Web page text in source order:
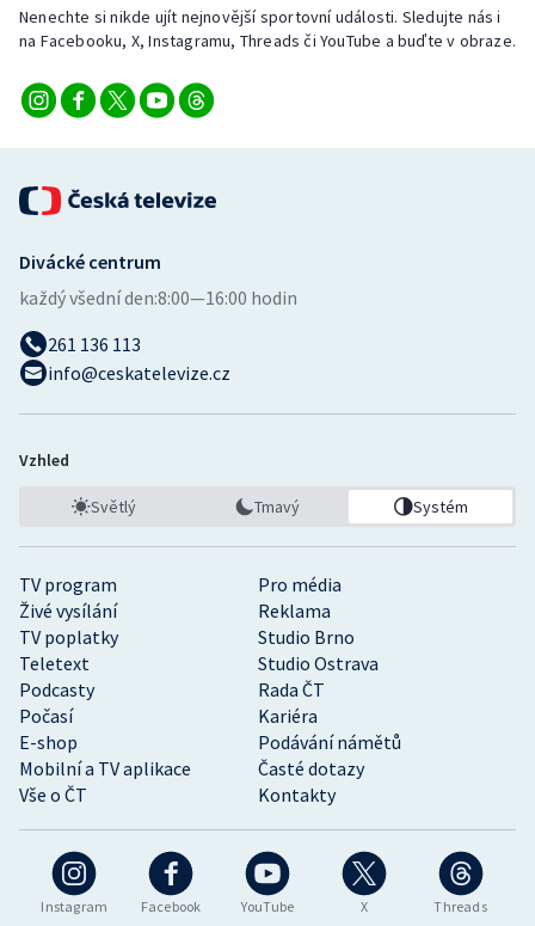
Vodní slalom
Volejbal
Nenechte si nikde ujít nejnovější sportovní události. Sledujte nás i
na Facebooku, X, Instagramu, Threads či YouTube a buďte v obraze.
Instagram Facebook YouTube X Threads
TV program
Pro média
Živé vysílání
Reklama
TV poplatky
Studio Brno
Teletext
Studio Ostrava
Podcasty
Rada ČT
Počasí
Kariéra
E-shop
Podávání námětů
Mobilní a TV aplikace
Časté dotazy
Vše o ČT
Kontakty
Divácké centrum
každý všední den:8:00—16:00 hodin
261 136 113
info@ceskatelevize.cz
Vzhled
Světlý Tmavý Systém